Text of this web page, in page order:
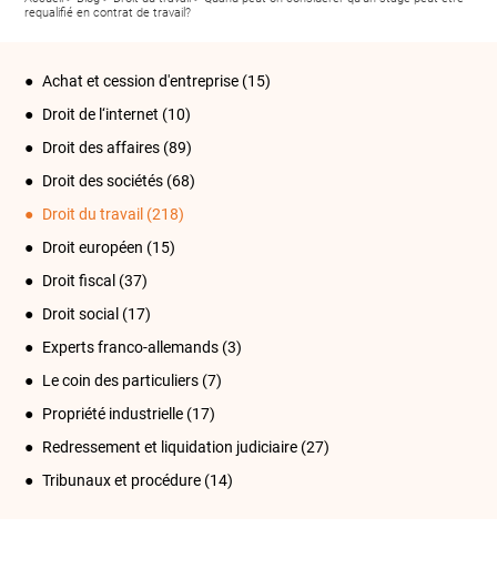
requalifié en contrat de travail?
Achat et cession d'entreprise (15)
Droit de l‘internet (10)
Droit des affaires (89)
Droit des sociétés (68)
Droit du travail (218)
Droit européen (15)
Droit fiscal (37)
Droit social (17)
Experts franco-allemands (3)
Le coin des particuliers (7)
Propriété industrielle (17)
Redressement et liquidation judiciaire (27)
Tribunaux et procédure (14)